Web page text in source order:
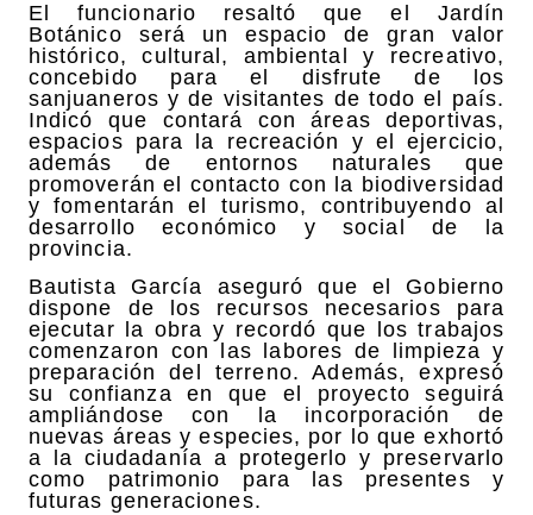
El funcionario resaltó que el Jardín
Botánico será un espacio de gran valor
histórico, cultural, ambiental y recreativo,
concebido para el disfrute de los
sanjuaneros y de visitantes de todo el país.
Indicó que contará con áreas deportivas,
espacios para la recreación y el ejercicio,
además de entornos naturales que
promoverán el contacto con la biodiversidad
y fomentarán el turismo, contribuyendo al
desarrollo económico y social de la
provincia.
Bautista García aseguró que el Gobierno
dispone de los recursos necesarios para
ejecutar la obra y recordó que los trabajos
comenzaron con las labores de limpieza y
preparación del terreno. Además, expresó
su confianza en que el proyecto seguirá
ampliándose con la incorporación de
nuevas áreas y especies, por lo que exhortó
a la ciudadanía a protegerlo y preservarlo
como patrimonio para las presentes y
futuras generaciones.